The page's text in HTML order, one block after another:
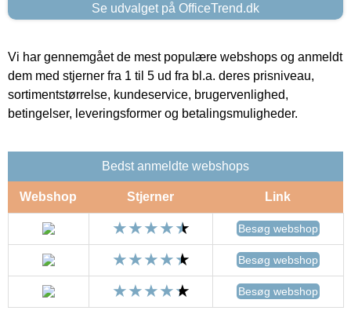
Se udvalget på OfficeTrend.dk
Vi har gennemgået de mest populære webshops og anmeldt
dem med stjerner fra 1 til 5 ud fra bl.a. deres prisniveau,
sortimentstørrelse, kundeservice, brugervenlighed,
betingelser, leveringsformer og betalingsmuligheder.
Bedst anmeldte webshops
Webshop Stjerner Link
Besøg webshop
Besøg webshop
Besøg webshop